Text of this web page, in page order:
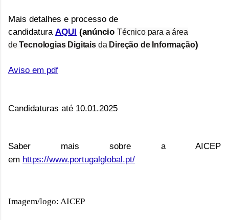
Mais detalhes e processo de
candidatura AQUI (anúncio Técnico para a área
deTecnologias Digitais da Direção de Informação)
Aviso em pdf
Candidaturas até 10.01.2025
Saber mais sobre a AICEP
em https://www.portugalglobal.pt/
Imagem/logo: AICEP